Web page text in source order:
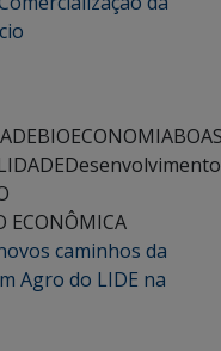
BIOECONOMIA
Desenvolvimento
ECONÔMICA
caminhos da
Agro do LIDE na